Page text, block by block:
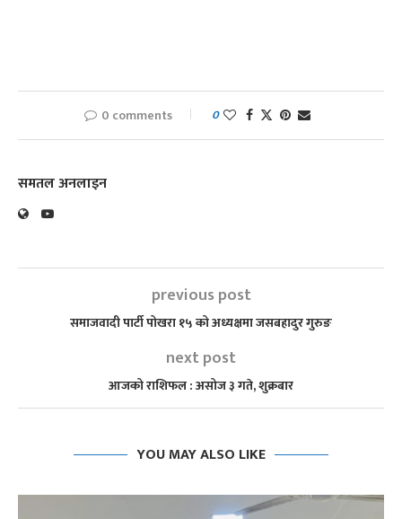
0 comments 0
समतल अनलाइन
previous post
समाजवादी पार्टी पोखरा १५ को अध्यक्षमा जसबहादुर गुरुङ
next post
आजको राशिफल : असोज ३ गते, शुक्रबार
YOU MAY ALSO LIKE